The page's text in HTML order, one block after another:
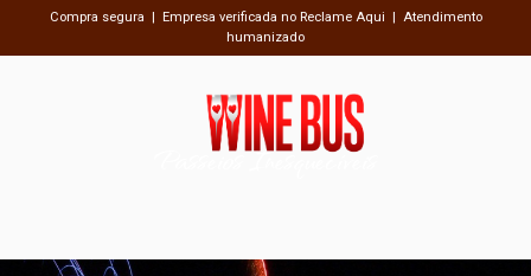
Compra segura | Empresa verificada no Reclame Aqui | Atendimento
humanizado
Passeios Inesquecíveis